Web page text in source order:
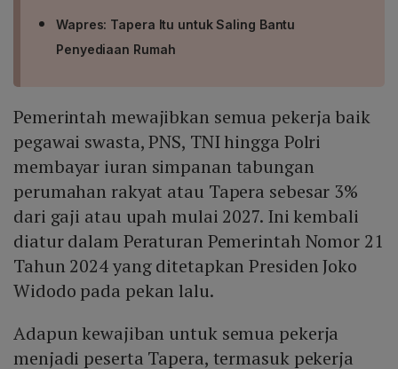
Wapres: Tapera Itu untuk Saling Bantu
Penyediaan Rumah
Pemerintah mewajibkan semua pekerja baik
pegawai swasta, PNS, TNI hingga Polri
membayar iuran simpanan tabungan
perumahan rakyat atau Tapera sebesar 3%
dari gaji atau upah mulai 2027. Ini kembali
diatur dalam Peraturan Pemerintah Nomor 21
Tahun 2024 yang ditetapkan Presiden Joko
Widodo pada pekan lalu.
Adapun kewajiban untuk semua pekerja
menjadi peserta Tapera, termasuk pekerja